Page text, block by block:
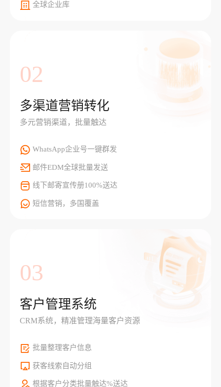
全球企业库
02
多渠道营销转化
多元营销渠道，批量触达
WhatsApp企业号一键群发
邮件EDM全球批量发送
线下邮寄宣传册100%送达
短信营销，多国覆盖
03
客户管理系统
CRM系统，精准管理海量客户资源
批量整理客户信息
获客线索自动分组
根据客户分类批量触达%送达